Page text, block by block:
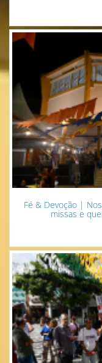
Fé & Devoção |
missas e